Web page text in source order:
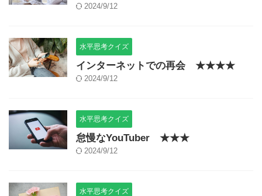
2024/9/12
水平思考クイズ
インターネットでの再会 ★★★★
2024/9/12
水平思考クイズ
怠慢なYouTuber ★★★
2024/9/12
水平思考クイズ